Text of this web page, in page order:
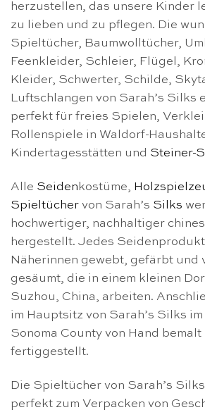
herzustellen, das unsere Kinder
zu lieben und zu pflegen. Die
Spieltücher, Baumwolltücher,
Feenkleider, Schleier, Flügel,
Kleider, Schwerter, Schilde,
Luftschlangen von Sarah’s Silks
perfekt für freies Spielen,
Rollenspiele in Waldorf-
Kindertagesstätten und Steiner-
Alle Seiden kostüme,
Spieltücher von Sarah’s Silks
hochwertiger, nachhaltiger
hergestellt. Jedes
Näherinnen gewebt, gefärbt und
gesäumt, die in einem kleinen
Suzhou, China, arbeiten.
im Hauptsitz von Sarah’s Silks
Sonoma County von Hand bemalt
fertiggestellt.
Die Spieltücher von Sarah’s
perfekt zum Verpacken von